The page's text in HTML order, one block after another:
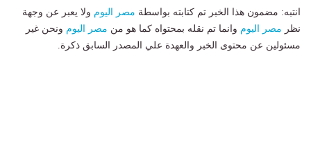
انتبه: مضمون هذا الخبر تم كتابته بواسطة مصر اليوم ولا يعبر عن وجهة
نظر مصر اليوم وانما تم نقله بمحتواه كما هو من مصر اليوم ونحن غير
مسئولين عن محتوى الخبر والعهدة علي المصدر السابق ذكرة.